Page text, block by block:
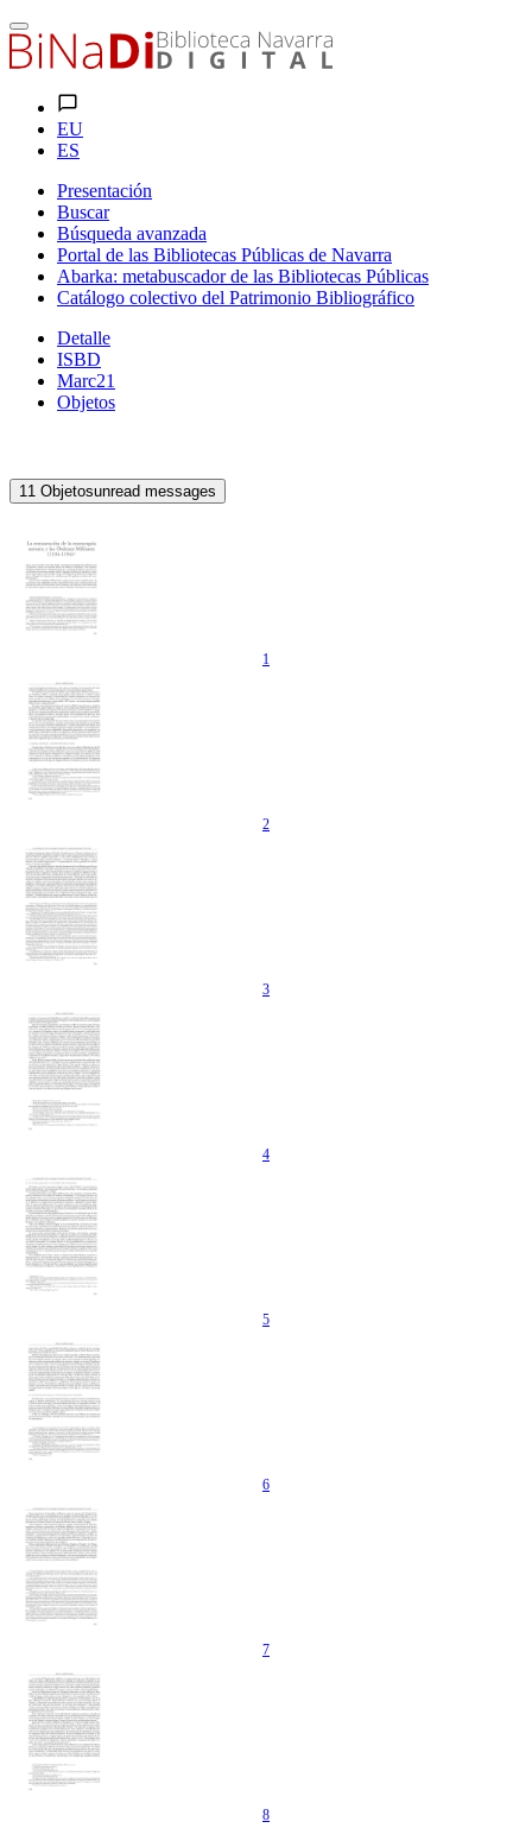
EU
ES
Presentación
Buscar
Búsqueda avanzada
Portal de las Bibliotecas Públicas de Navarra
Abarka: metabuscador de las Bibliotecas Públicas
Catálogo colectivo del Patrimonio Bibliográfico
Detalle
ISBD
Marc21
Objetos
11 Objetosunread messages
1
2
3
4
5
6
7
8